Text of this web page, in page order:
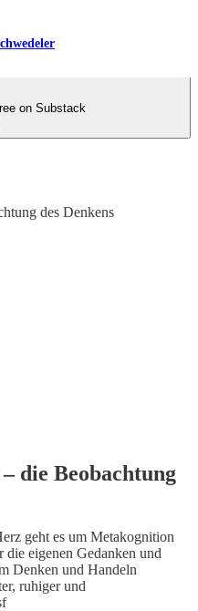
on Substack
des Denkens
die Beobachtung
geht es um Metakognition
die eigenen Gedanken und
Denken und Handeln
ruhiger und